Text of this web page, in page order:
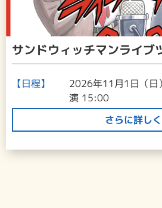
サンドウィッチマンライ
【日程】
2026年11月1日（
演 15:00
さらに詳しく